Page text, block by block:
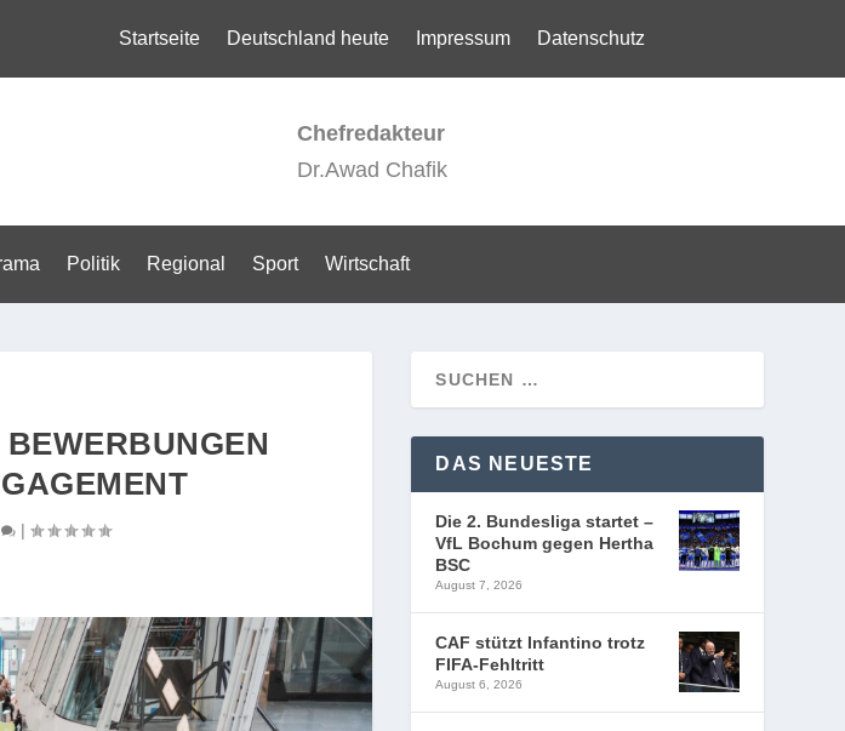
Startseite Deutschland heute Impressum Datenschutz
Chefredakteur
Dr.Awad Chafik
Politik Regional Sport Wirtschaft
|
DAS NEUESTE
Die 2. Bundesliga startet –
VfL Bochum gegen Hertha
BSC
August 7, 2026
CAF stützt Infantino trotz
FIFA-Fehltritt
August 6, 2026